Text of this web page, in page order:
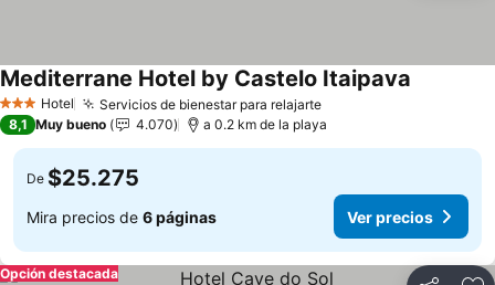
3 Estrellas
Hotel Servicios de bienestar para relajarteVer precios
Mediterrane Hotel by Castelo Itaipava
8,1 Muy bueno 4.070 a 0.2 km de la playa
De $25.275
Mira precios de 6 páginas Ver precios
Opción destacada